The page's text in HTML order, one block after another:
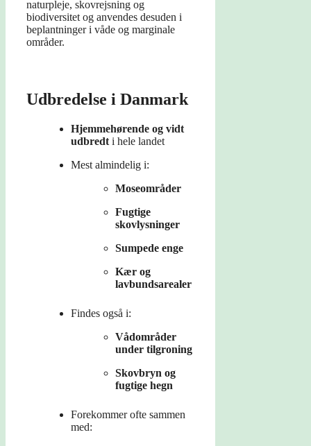
naturpleje, skovrejsning og
biodiversitet og anvendes desuden i
beplantninger i våde og marginale
områder.
Udbredelse i Danmark
Hjemmehørende og vidt
udbredt i hele landet
Mest almindelig i:
Moseområder
Fugtige
skovlysninger
Sumpede enge
Kær og
lavbundsarealer
Findes også i:
Vådområder
under tilgroning
Skovbryn og
fugtige hegn
Forekommer ofte sammen
med: